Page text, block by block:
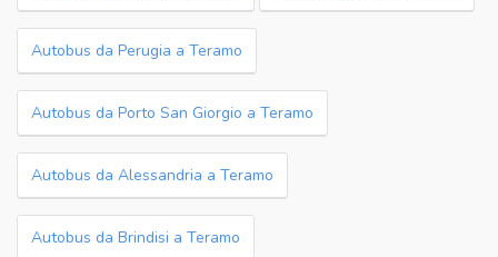
Autobus da Perugia a Teramo
Autobus da Porto San Giorgio a Teramo
Autobus da Alessandria a Teramo
Autobus da Brindisi a Teramo